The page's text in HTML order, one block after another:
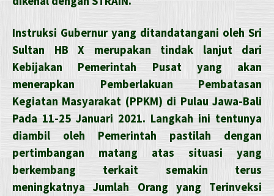
Instruksi Gubernur yang ditandatangani oleh Sri
Sultan HB X merupakan tindak lanjut dari
Kebijakan Pemerintah Pusat yang akan
menerapkan Pemberlakuan Pembatasan
Kegiatan Masyarakat (PPKM) di Pulau Jawa-Bali
Pada 11-25 Januari 2021. Langkah ini tentunya
diambil oleh Pemerintah pastilah dengan
pertimbangan matang atas situasi yang
berkembang terkait semakin terus
meningkatnya Jumlah Orang yang Terinveksi